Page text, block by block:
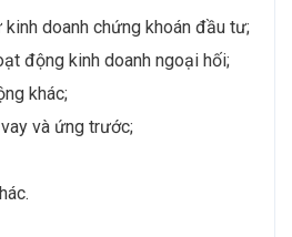
doanh chứng khoán đầu tư;
động kinh doanh ngoại hối;
khác;
và ứng trước;